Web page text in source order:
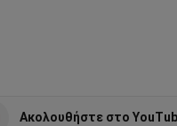
Ακολουθήστε στο